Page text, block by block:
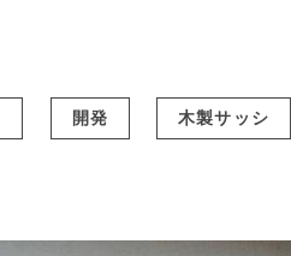
開発 木製サッシ